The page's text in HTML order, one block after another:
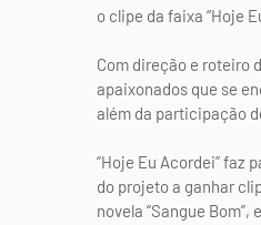
o clipe da faixa “Hoje
Com direção e roteiro
apaixonados que se
além da participação
“Hoje Eu Acordei” faz
do projeto a ganhar
novela “Sangue Bom”,